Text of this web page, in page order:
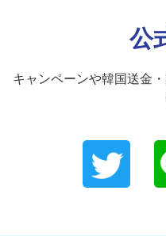
公
キャンペーンや韓国送金